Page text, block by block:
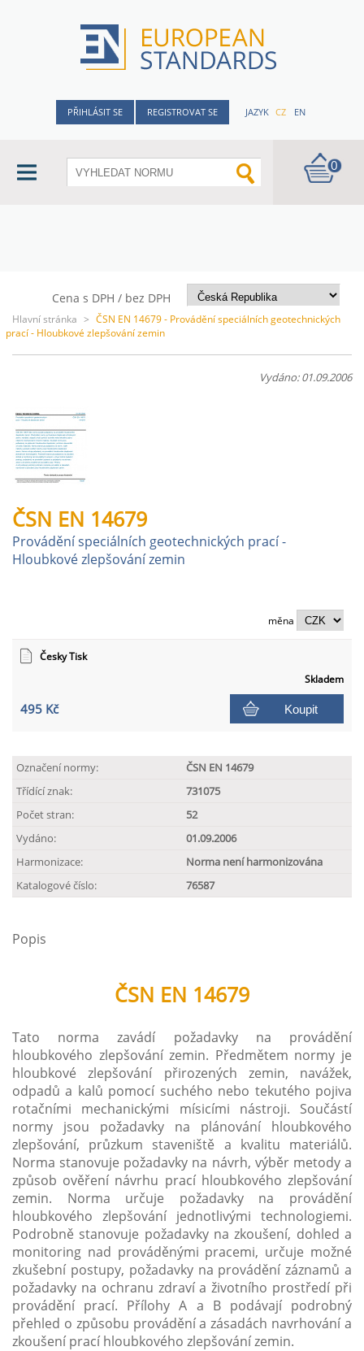
PŘIHLÁSIT SE REGISTROVAT SE JAZYK CZ EN
0
Cena s DPH / bez DPH
Hlavní stránka > ČSN EN 14679 - Provádění speciálních geotechnických
prací - Hloubkové zlepšování zemin
Vydáno: 01.09.2006
ČSN EN 14679
Provádění speciálních geotechnických prací -
Hloubkové zlepšování zemin
měna
Česky Tisk
Skladem
495 Kč Koupit
Označení normy:
ČSN EN 14679
Třídící znak:
731075
Počet stran:
52
Vydáno:
01.09.2006
Harmonizace:
Norma není harmonizována
Katalogové číslo:
76587
Popis
ČSN EN 14679
Tato norma zavádí požadavky na provádění
hloubkového zlepšování zemin. Předmětem normy je
hloubkové zlepšování přirozených zemin, navážek,
odpadů a kalů pomocí suchého nebo tekutého pojiva
rotačními mechanickými mísicími nástroji. Součástí
normy jsou požadavky na plánování hloubkového
zlepšování, průzkum staveniště a kvalitu materiálů.
Norma stanovuje požadavky na návrh, výběr metody a
způsob ověření návrhu prací hloubkového zlepšování
zemin. Norma určuje požadavky na provádění
hloubkového zlepšování jednotlivými technologiemi.
Podrobně stanovuje požadavky na zkoušení, dohled a
monitoring nad prováděnými pracemi, určuje možné
zkušební postupy, požadavky na provádění záznamů a
požadavky na ochranu zdraví a životního prostředí při
provádění prací. Přílohy A a B podávají podrobný
přehled o způsobu provádění a zásadách navrhování a
zkoušení prací hloubkového zlepšování zemin.